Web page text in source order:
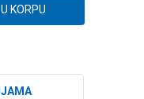
KORPU